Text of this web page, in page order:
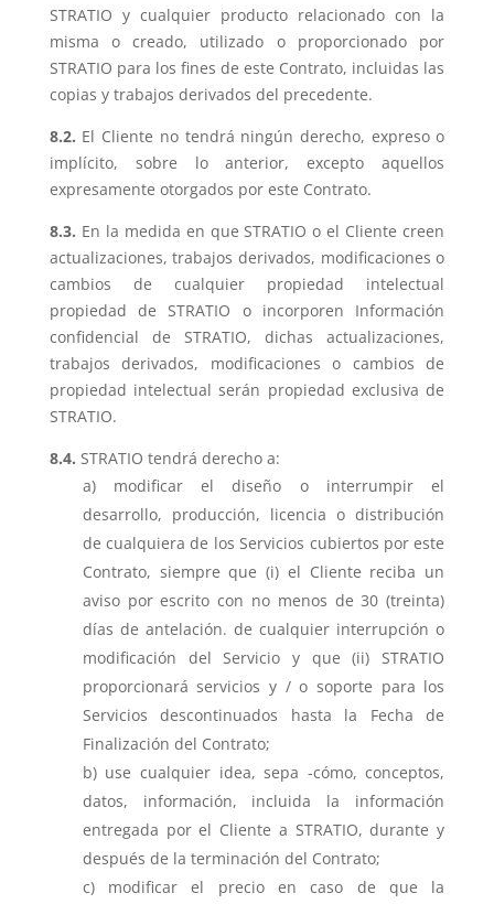
STRATIO y cualquier producto relacionado con la
misma o creado, utilizado o proporcionado por
STRATIO para los fines de este Contrato, incluidas las
copias y trabajos derivados del precedente.
8.2. El Cliente no tendrá ningún derecho, expreso o
implícito, sobre lo anterior, excepto aquellos
expresamente otorgados por este Contrato.
8.3. En la medida en que STRATIO o el Cliente creen
actualizaciones, trabajos derivados, modificaciones o
cambios de cualquier propiedad intelectual
propiedad de STRATIO o incorporen Información
confidencial de STRATIO, dichas actualizaciones,
trabajos derivados, modificaciones o cambios de
propiedad intelectual serán propiedad exclusiva de
STRATIO.
8.4. STRATIO tendrá derecho a:
modificar el diseño o interrumpir el
desarrollo, producción, licencia o distribución
de cualquiera de los Servicios cubiertos por este
Contrato, siempre que (i) el Cliente reciba un
aviso por escrito con no menos de 30 (treinta)
días de antelación. de cualquier interrupción o
modificación del Servicio y que (ii) STRATIO
proporcionará servicios y / o soporte para los
Servicios descontinuados hasta la Fecha de
Finalización del Contrato;
use cualquier idea, sepa -cómo, conceptos,
datos, información, incluida la información
entregada por el Cliente a STRATIO, durante y
después de la terminación del Contrato;
modificar el precio en caso de que la